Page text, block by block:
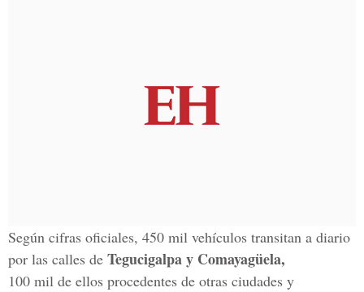
Según cifras oficiales, 450 mil vehículos transitan a diario
por las calles de Tegucigalpa y Comayagüela,
100 mil de ellos procedentes de otras ciudades y